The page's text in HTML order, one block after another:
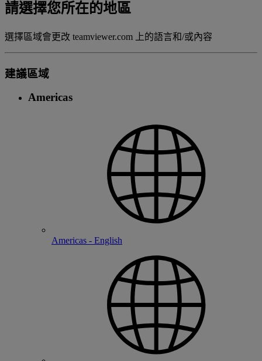
請選擇您所在的地區
選擇區域會更改 teamviewer.com 上的語言和/或內容
建議區域
Americas
Americas - English